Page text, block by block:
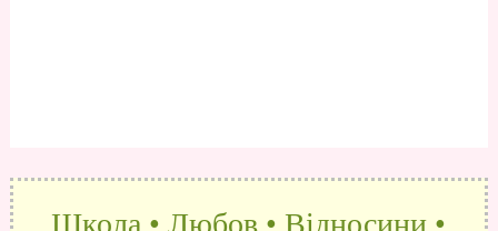
Школа • Любов • Відносини •